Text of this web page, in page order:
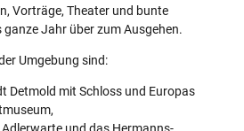
Vorträge, Theater und bunte
Jahr über zum Ausgehen.
Umgebung sind:
Detmold mit Schloss und Europas